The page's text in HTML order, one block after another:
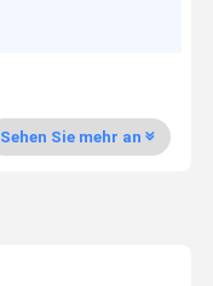
Sehen Sie mehr an